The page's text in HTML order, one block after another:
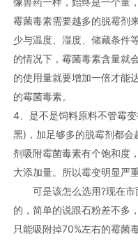
霉菌毒素需要越多的脱霉剂
少与温度、湿度、储藏条件
的情况下，霉菌毒素含量就
的使用量就要增加一倍才能
的霉菌毒素。
4、是不是饲料原料不管霉
黑)，加足够多的脱霉剂都
剂吸附霉菌毒素有个饱和度
大添加量。所以霉变明显严
可是该怎么选用?现在市
的，简单的说跟石粉差不多
只能吸附掉70%左右的霉菌